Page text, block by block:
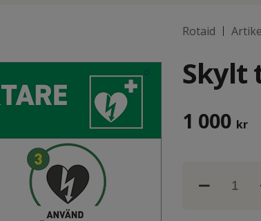
Rotaid |
Skylt
1 000 kr